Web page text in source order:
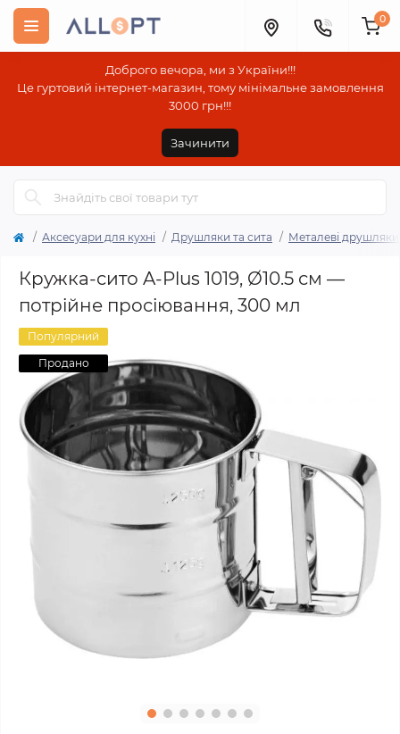
Доброго вечора, ми з України!!!
Це гуртовий інтернет-магазин, тому мінімальне замовлення
3000 грн!!!
Зачинити
0
Аксесуари для кухні Друшляки та сита Металеві друшляки
Кружка-сито A-Plus 1019, Ø10.5 см —
потрійне просіювання, 300 мл
Популярний
Продано